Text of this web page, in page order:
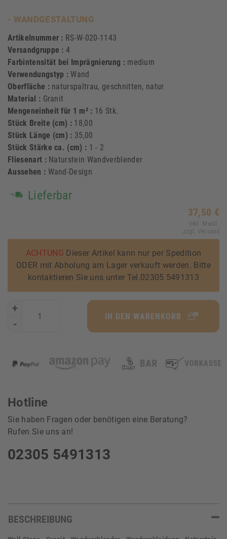
- WANDGESTALTUNG
Artikelnummer : RS-W-020-1143
Versandgruppe :4
Farbintensität bei Imprägnierung : medium
Verwendungstyp :Wand
Oberfläche : naturspaltrau, geschnitten, natur
Material : Granit
Mengeneinheit für 1 m² : 16 Stk.
Stück Breite (cm) : 18,00
Stück Länge (cm) : 35,00
Stück Stärke ca. (cm) : 1 - 2
Fliesenart : Naturstein Wandverblender
Aussehen : Wand-Design
Lieferbar
37,50 €
Inkl. MwSt.
zzgl. Versand
ACHTUNG Dieser Artikel kann nur per Spedition
ODER mit Abholung am Lager verkauft werden. Bitte
kontaktieren Sie uns unter Tel.02305 5491313
+
-
IN DEN WARENKORB
Hotline
Sie haben Fragen oder benötigen eine Beratung?
Rufen Sie uns an!
02305 5491313
BESCHREIBUNG